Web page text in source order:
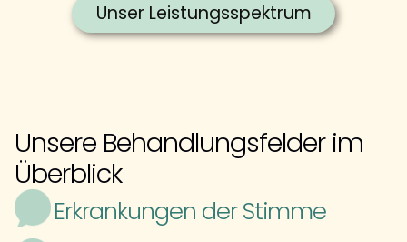
Unser Leistungsspektrum
Unsere Behandlungsfelder im
Überblick
Erkrankungen der Stimme